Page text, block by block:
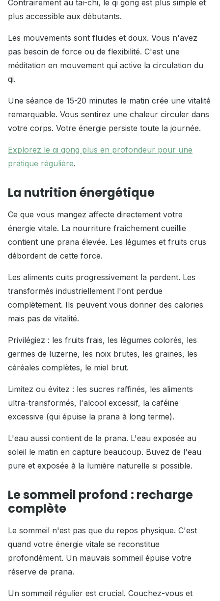
Contrairement au tai-chi, le qi gong est plus simple et
plus accessible aux débutants.
Les mouvements sont fluides et doux. Vous n'avez
pas besoin de force ou de flexibilité. C'est une
méditation en mouvement qui active la circulation du
qi.
Une séance de 15-20 minutes le matin crée une vitalité
remarquable. Vous sentirez une chaleur circuler dans
votre corps. Votre énergie persiste toute la journée.
Explorez le qi gong plus en profondeur pour une
pratique régulière.
La nutrition énergétique
Ce que vous mangez affecte directement votre
énergie vitale. La nourriture fraîchement cueillie
contient une prana élevée. Les légumes et fruits crus
débordent de cette force.
Les aliments cuits progressivement la perdent. Les
transformés industriellement l'ont perdue
complètement. Ils peuvent vous donner des calories
mais pas de vitalité.
Privilégiez : les fruits frais, les légumes colorés, les
germes de luzerne, les noix brutes, les graines, les
céréales complètes, le miel brut.
Limitez ou évitez : les sucres raffinés, les aliments
ultra-transformés, l'alcool excessif, la caféine
excessive (qui épuise la prana à long terme).
L'eau aussi contient de la prana. L'eau exposée au
soleil le matin en capture beaucoup. Buvez de l'eau
pure et exposée à la lumière naturelle si possible.
Le sommeil profond : recharge
complète
Le sommeil n'est pas que du repos physique. C'est
quand votre énergie vitale se reconstitue
profondément. Un mauvais sommeil épuise votre
réserve de prana.
Un sommeil régulier est crucial. Couchez-vous et